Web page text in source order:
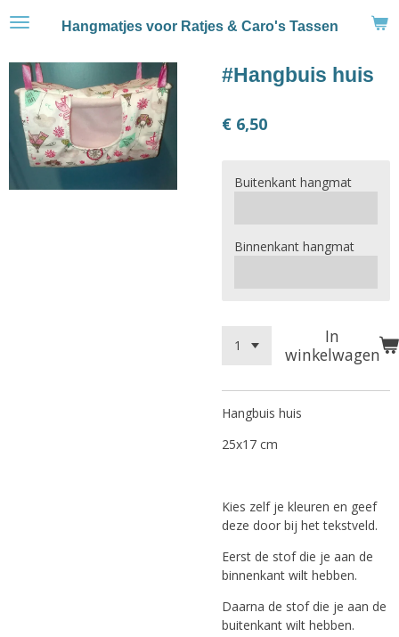
Ga
de
hoofdinhoud
Hangmatjes voor Ratjes & Caro's Tassen
#Hangbuis huis
€ 6,50
Buitenkant hangmat
Binnenkant hangmat
In
winkelwagen
Hangbuis huis
25x17 cm
Kies zelf je kleuren en geef
deze door bij het tekstveld.
Eerst de stof die je aan de
binnenkant wilt hebben.
Daarna de stof die je aan de
buitenkant wilt hebben.